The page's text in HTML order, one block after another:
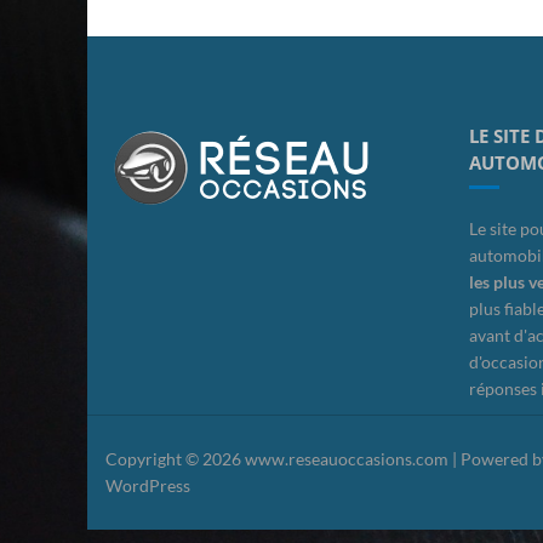
LE SITE
Le site
les plus
plus
avant
réponses
Copyright © 2026 www.reseauoccasions.com | Powered
WordPress